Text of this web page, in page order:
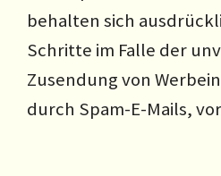
behalten sich
Schritte im Falle der
Zusendung von
durch Spam-E-Mails,